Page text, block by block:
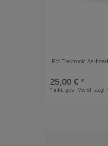
IFM Electronic As-
25,00 € *
* inkl. ges. MwSt. zzgl.